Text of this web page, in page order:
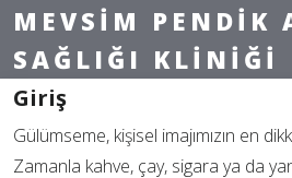
MEVSIM PENDIK
SAĞLIĞI KLINIĞI
Giriş
Gülümseme, kişisel imajımızın en
Zamanla kahve, çay, sigara ya da